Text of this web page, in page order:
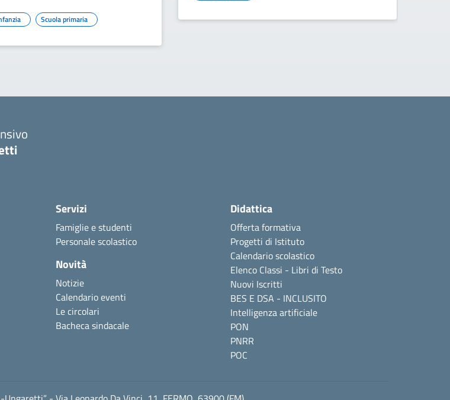
Scuola primaria
Servizi
Famiglie e studenti
Personale scolastico
Novità
Notizie
Calendario eventi
Le circolari
Bacheca sindacale
Didattica
Offerta formativa
Progetti di Istituto
Calendario scolastico
Elenco Classi - Libri di Testo
Nuovi Iscritti
BES E DSA - INCLUSITO
Intelligenza artificiale
PON
PNRR
POC